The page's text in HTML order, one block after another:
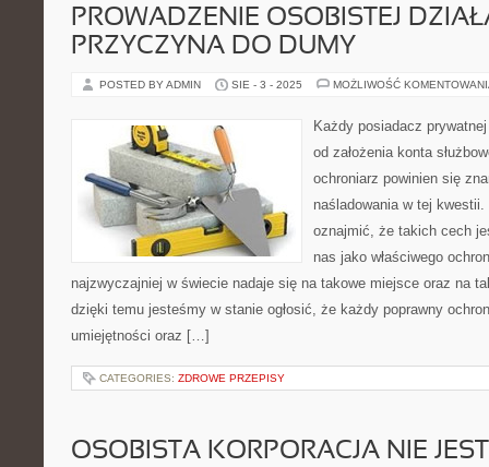
PROWADZENIE OSOBISTEJ
PRZYCZYNA DO DUMY
POSTED BY ADMIN SIE - 3 - 2025 MOŻLIWOŚĆ
Każdy posiadacz
od założenia konta
ochroniarz powinien się
naśladowania w tej
oznajmić, że takich cech
nas jako właściwego
najzwyczajniej w świecie nadaje się na takowe miejsce oraz na
dzięki temu jesteśmy w stanie ogłosić, że każdy poprawny
umiejętności oraz […]
CATEGORIES: ZDROWE PRZEPISY
OSOBISTA KORPORACJA NIE